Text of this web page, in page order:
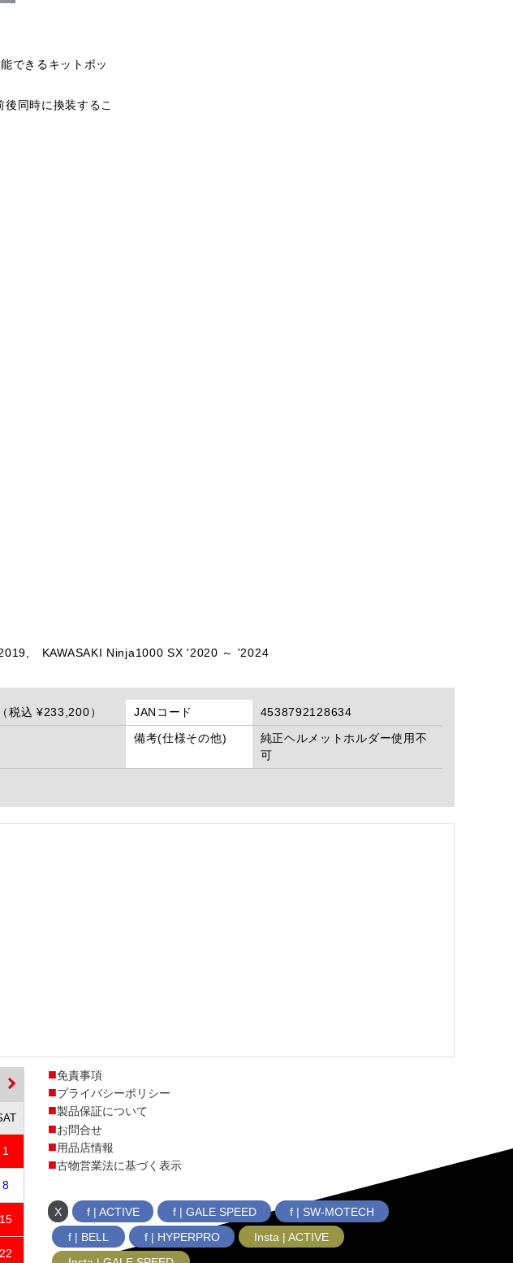
できるキットボッ
同時に換装するこ
KAWASAKI Ninja1000 SX '2020 ～ '2024
税込 ¥233,200） JANコード
4538792128634
備考(仕様その他)
純正ヘルメットホルダー使用不
可
1
8
15
22
免責事項
プライバシーポリシー
製品保証について
お問合せ
用品店情報
古物営業法に基づく表示
X f | ACTIVE f | GALE SPEED
f | SW-MOTECH
f | BELL
f | HYPERPRO
Insta | ACTIVE